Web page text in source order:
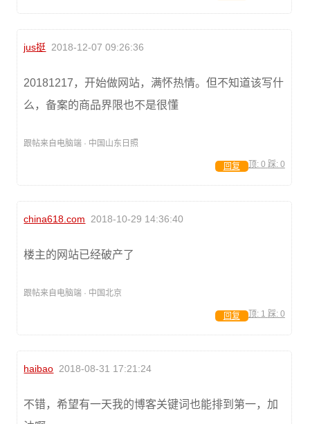
jus挺 2018-12-07 09:26:36
20181217，开始做网站，满怀热情。但不知道该写什
么，备案的商品界限也不是很懂
跟帖来自电脑端 · 中国山东日照
顶: 0 踩: 0
回复
china618.com 2018-10-29 14:36:40
楼主的网站已经破产了
跟帖来自电脑端 · 中国北京
顶: 1 踩: 0
回复
haibao 2018-08-31 17:21:24
不错，希望有一天我的博客关键词也能排到第一，加